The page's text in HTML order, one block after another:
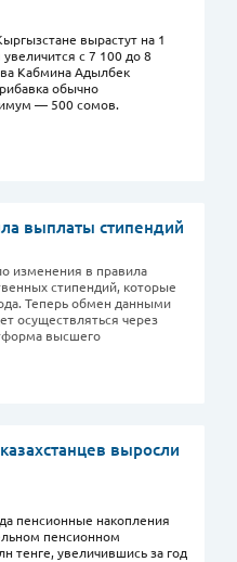
вырастут на 1
с 7 100 до 8
Кабмина Адылбек
обычно
— 500 сомов.
выплаты стипендий
изменения в правила
стипендий, которые
Теперь обмен данными
осуществляться через
высшего
выросли
пенсионные накопления
пенсионном
тенге, увеличившись за год